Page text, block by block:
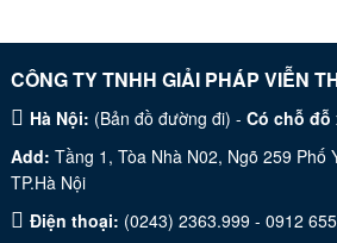
CÔNG TY TNHH GIẢI PHÁP VIỄN
Hà Nội: (Bản đồ đường đi) - Có chỗ đỗ
Add: Tầng 1, Tòa Nhà N02, Ngõ 259 Phố
TP.Hà Nội
Điện thoại: (0243) 2363.999 - 0912